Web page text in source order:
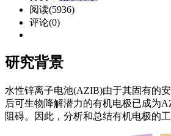
阅读(5936)
评论(0)
研究背景
水性锌离子电池(AZIB)由于其固有的
后可生物降解潜力的有机电极已成为
阻碍。因此，分析和总结有机电极的